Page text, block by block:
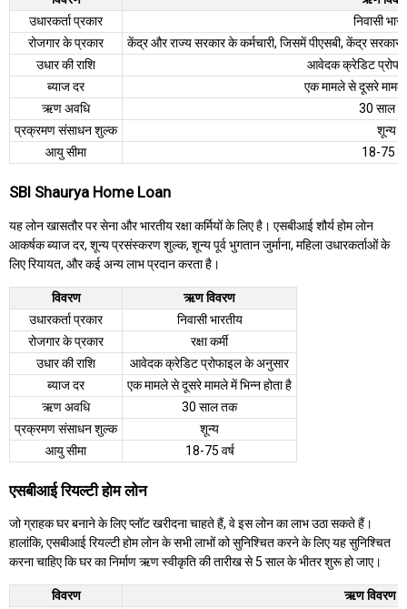
उधारकर्ता प्रकार
निवासी
रोजगार के प्रकार
केंद्र और राज्य सरकार के कर्मचारी, जिसमें पीएसबी, केंद्र
उधार की राशि
आवेदक क्रेडिट
ब्याज दर
एक मामले से दूसरे मामले
ऋण अवधि
30 साल
प्रक्रमण संसाधन शुल्क
शून्य
आयु सीमा
18-75
SBI Shaurya Home Loan
यह लोन खासतौर पर सेना और भारतीय रक्षा कर्मियों के लिए है। एसबीआई शौर्य होम लोन
आकर्षक ब्याज दर, शून्य प्रसंस्करण शुल्क, शून्य पूर्व भुगतान जुर्माना, महिला उधारकर्ताओं के
लिए रियायत, और कई अन्य लाभ प्रदान करता है।
विवरण
ऋण विवरण
उधारकर्ता प्रकार
निवासी भारतीय
रोजगार के प्रकार
रक्षा कर्मी
उधार की राशि
आवेदक क्रेडिट प्रोफाइल के अनुसार
ब्याज दर
एक मामले से दूसरे मामले में भिन्न होता है
ऋण अवधि
30 साल तक
प्रक्रमण संसाधन शुल्क
शून्य
आयु सीमा
18-75 वर्ष
एसबीआई रियल्टी होम लोन
जो ग्राहक घर बनाने के लिए प्लॉट खरीदना चाहते हैं, वे इस लोन का लाभ उठा सकते हैं।
हालांकि, एसबीआई रियल्टी होम लोन के सभी लाभों को सुनिश्चित करने के लिए यह सुनिश्चित
करना चाहिए कि घर का निर्माण ऋण स्वीकृति की तारीख से 5 साल के भीतर शुरू हो जाए।
विवरण
ऋण विवरण